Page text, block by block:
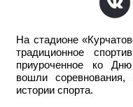
На стадионе
традиционное
приуроченное ко
вошли
истории спорта.